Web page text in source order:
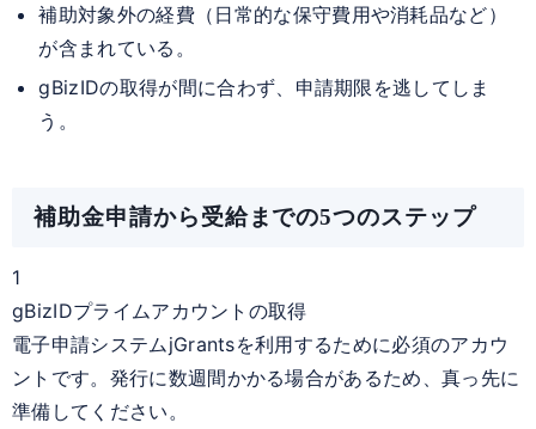
補助対象外の経費（日常的な保守費用や消耗品など）
が含まれている。
gBizIDの取得が間に合わず、申請期限を逃してしま
う。
補助金申請から受給までの5つのステップ
1
gBizIDプライムアカウントの取得
電子申請システムjGrantsを利用するために必須のアカウ
ントです。発行に数週間かかる場合があるため、真っ先に
準備してください。